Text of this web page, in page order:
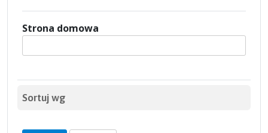
Strona domowa
Sortuj wg